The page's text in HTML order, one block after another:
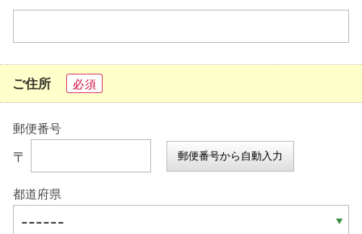
ご住所 必須
郵便番号
〒 郵便番号から自動入力
都道府県